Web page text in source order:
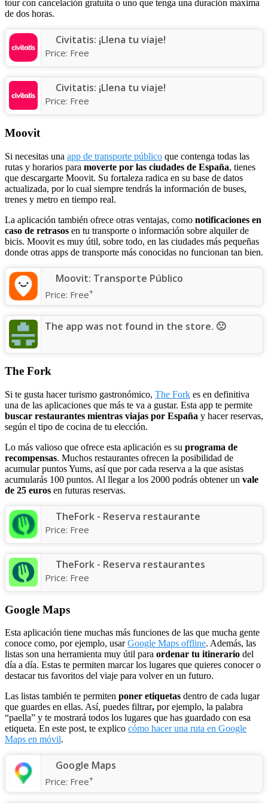
tour con cancelación gratuita o uno que tenga una duración máxima
de dos horas.
Civitatis: ¡Llena tu viaje!
Price: Free
Civitatis: ¡Llena tu viaje!
Price: Free
Moovit
Si necesitas una app de transporte público que contenga todas las
rutas y horarios para moverte por las ciudades de España, tienes
que descargarte Moovit. Su fortaleza radica en su base de datos
actualizada, por lo cual siempre tendrás la información de buses,
trenes y metro en tiempo real.
La aplicación también ofrece otras ventajas, como notificaciones en
caso de retrasos en tu transporte o información sobre alquiler de
bicis. Moovit es muy útil, sobre todo, en las ciudades más pequeñas
donde otras apps de transporte más conocidas no funcionan tan bien.
Moovit: Transporte Público
Price: Free+
The app was not found in the store. 🙁
The Fork
Si te gusta hacer turismo gastronómico, The Fork es en definitiva
una de las aplicaciones que más te va a gustar. Esta app te permite
buscar restaurantes mientras viajas por España y hacer reservas,
según el tipo de cocina de tu elección.
Lo más valioso que ofrece esta aplicación es su programa de
recompensas. Muchos restaurantes ofrecen la posibilidad de
acumular puntos Yums, así que por cada reserva a la que asistas
acumularás 100 puntos. Al llegar a los 2000 podrás obtener un vale
de 25 euros en futuras reservas.
TheFork - Reserva restaurante
Price: Free
TheFork - Reserva restaurantes
Price: Free
Google Maps
Esta aplicación tiene muchas más funciones de las que mucha gente
conoce como, por ejemplo, usarGoogle Maps offline. Además, las
listas son una herramienta muy útil para ordenar tu itinerario del
día a día. Estas te permiten marcar los lugares que quieres conocer o
destacar tus favoritos del viaje para volver en un futuro.
Las listas también te permiten poner etiquetas dentro de cada lugar
que guardes en ellas. Así, puedes filtrar, por ejemplo, la palabra
“paella” y te mostrará todos los lugares que has guardado con esa
etiqueta. En este post, te explico cómo hacer una ruta en Google
Maps en móvil.
Google Maps
Price: Free+